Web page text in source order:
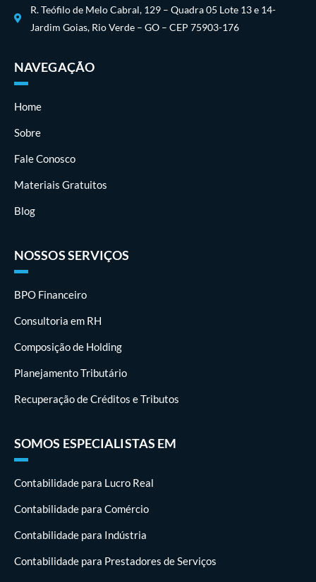
R. Teófilo de Melo Cabral, 129 – Quadra 05 Lote 13 e 14-
Jardim Goias, Rio Verde – GO – CEP 75903-176
NAVEGAÇÃO
Home
Sobre
Fale Conosco
Materiais Gratuitos
Blog
NOSSOS SERVIÇOS
BPO Financeiro
Consultoria em RH
Composição de Holding
Planejamento Tributário
Recuperação de Créditos e Tributos
SOMOS ESPECIALISTAS EM
Contabilidade para Lucro Real
Contabilidade para Comércio
Contabilidade para Indústria
Contabilidade para Prestadores de Serviços